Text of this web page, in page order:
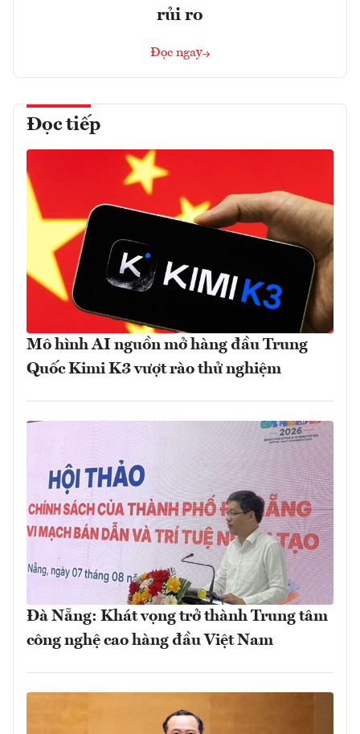
rủi ro
Đọc ngay
Đọc tiếp
Mô hình AI nguồn mở hàng đầu Trung
Quốc Kimi K3 vượt rào thử nghiệm
Đà Nẵng: Khát vọng trở thành Trung tâm
công nghệ cao hàng đầu Việt Nam